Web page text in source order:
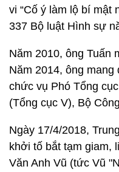
vi “Cố ý làm lộ bí mật
337 Bộ luật Hình sự
Năm 2010, ông Tuấn
Năm 2014, ông
chức vụ Phó Tổng
(Tổng cục V), Bộ
Ngày 17/4/2018,
khởi tố bắt tạm giam,
Văn Anh Vũ (tức Vũ